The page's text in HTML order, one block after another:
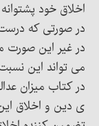
اخلاق خود
در صورتی که
در غیر این صورت
می تواند این
در کتاب میزان
ی دین و اخلاق